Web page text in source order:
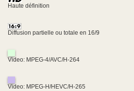
Haute définition
Diffusion partielle ou totale en 16/9
Video: MPEG-4/AVC/H-264
Video: MPEG-H/HEVC/H-265